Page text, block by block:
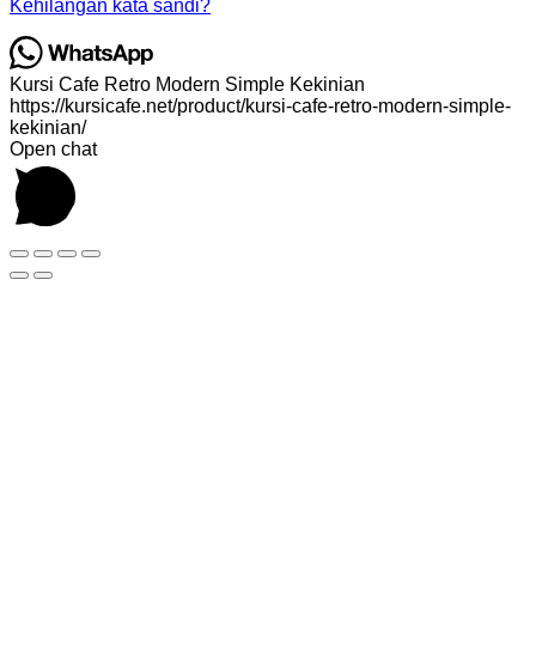
Kehilangan kata sandi?
Kursi Cafe Retro Modern Simple Kekinian
https://kursicafe.net/product/kursi-cafe-retro-modern-simple-
kekinian/
Open chat